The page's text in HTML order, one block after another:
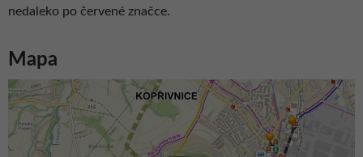
nedaleko po červené značce.
Mapa